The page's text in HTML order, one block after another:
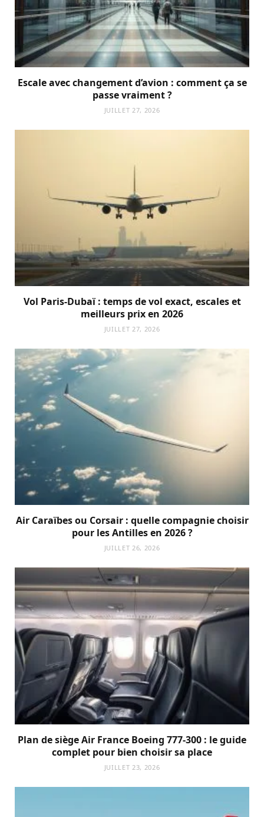
Escale avec changement d’avion : comment ça se
passe vraiment ?
JUILLET 27, 2026
Vol Paris-Dubaï : temps de vol exact, escales et
meilleurs prix en 2026
JUILLET 27, 2026
Air Caraïbes ou Corsair : quelle compagnie choisir
pour les Antilles en 2026 ?
JUILLET 26, 2026
Plan de siège Air France Boeing 777-300 : le guide
complet pour bien choisir sa place
JUILLET 23, 2026